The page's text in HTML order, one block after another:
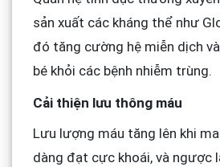
sản xuất các kháng thể như
đó tăng cường hệ miễn dịch
bé khỏi các bệnh nhiễm trùng.
Cải thiện lưu thông máu
Lưu lượng máu tăng lên khi
dàng đạt cực khoái, và ngược